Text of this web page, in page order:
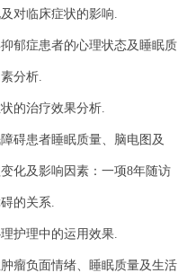
对临床症状的影响.
郁症患者的心理状态及睡眠质
分析.
的治疗效果分析.
碍患者睡眠质量、脑电图及
化及影响因素：一项8年随访
的关系.
护理中的运用效果.
瘤负面情绪、睡眠质量及生活